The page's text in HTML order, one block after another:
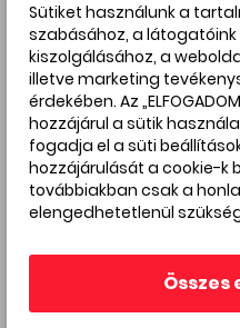
Sütiket használunk a
szabásához, a
kiszolgálásához, a
illetve marketing
érdekében. Az
hozzájárul a sütik
fogadja el a süti
hozzájárulását a cookie-k
továbbiakban csak a
elengedhetetlenül